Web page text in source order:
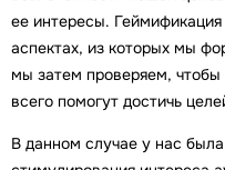
ее интересы. Геймификация
аспектах, из которых мы
мы затем проверяем,
всего помогут достичь
В данном случае у нас была